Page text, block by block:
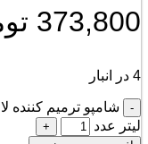
373,800
4 در انبار
لیتر عدد